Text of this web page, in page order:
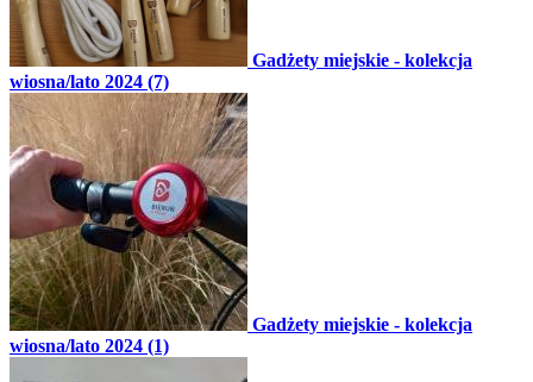
Gadżety miejskie - kolekcja
wiosna/lato 2024 (7)
Gadżety miejskie - kolekcja
wiosna/lato 2024 (1)